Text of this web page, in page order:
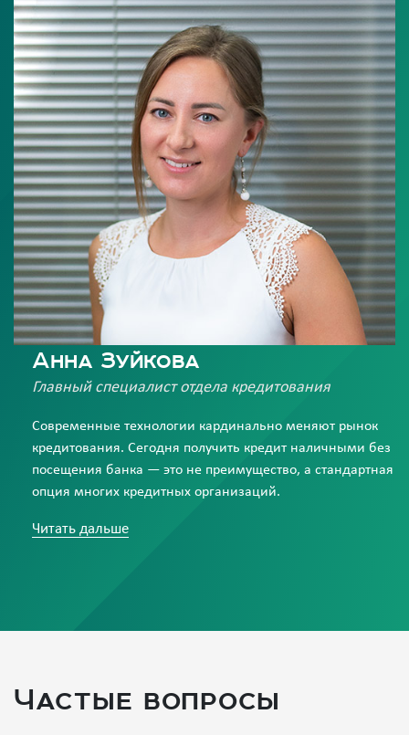
Анна Зуйкова
Главный специалист отдела кредитования
Современные технологии кардинально меняют рынок
кредитования. Сегодня получить кредит наличными без
посещения банка — это не преимущество, а стандартная
опция многих кредитных организаций.
Весь процесс, от подачи заявки до подписания договора,
от рисков и скрытых комиссий.
Читать дальше
Частые вопросы